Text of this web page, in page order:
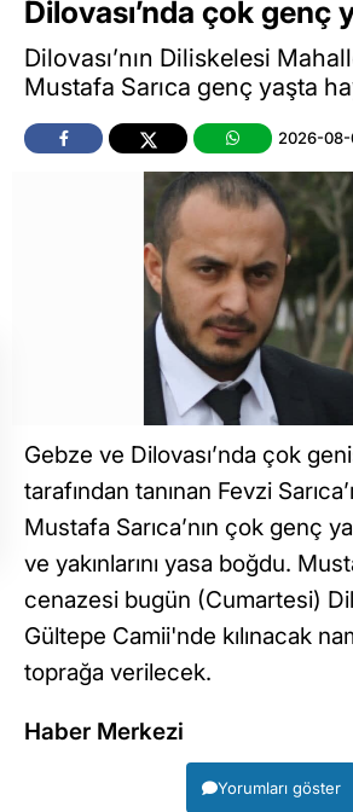
Dilovası’nda çok genç
Dilovası’nın Diliskelesi
Mustafa Sarıca genç yaşta
2026-08-
Gebze ve Dilovası’nda çok
tarafından tanınan Fevzi
Mustafa Sarıca’nın çok genç
ve yakınlarını yasa boğdu.
cenazesi bugün (Cumartesi)
Gültepe Camii'nde kılınacak
toprağa verilecek.
Haber Merkezi
Yorumları göster